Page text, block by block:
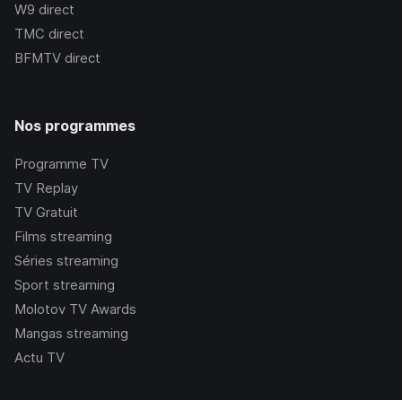
W9 direct
TMC direct
BFMTV direct
Nos programmes
Programme TV
TV Replay
TV Gratuit
Films streaming
Séries streaming
Sport streaming
Molotov TV Awards
Mangas streaming
Actu TV